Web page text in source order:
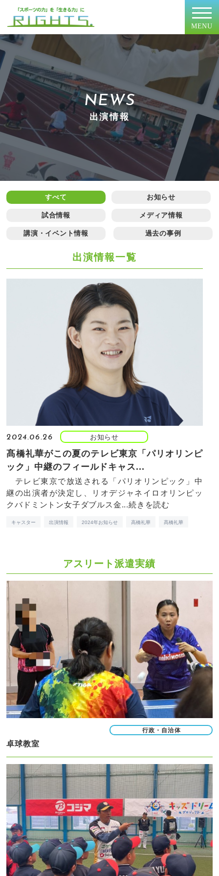
MENU
NEWS
出演情報
すべて お知らせ
試合情報 メディア情報
講演・イベント情報 過去の事例
出演情報一覧
2024.06.26 お知らせ
髙橋礼華がこの夏のテレビ東京「パリオリンピ
ック」中継のフィールドキャス...
テレビ東京で放送される「パリオリンピック」中
継の出演者が決定し、リオデジャネイロオリンピッ
クバドミントン女子ダブルス金...続きを読む
キャスター 出演情報 2024年お知らせ 高橋礼華 髙橋礼華
アスリート派遣実績
行政・自治体
卓球教室